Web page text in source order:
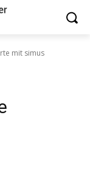
mit simus